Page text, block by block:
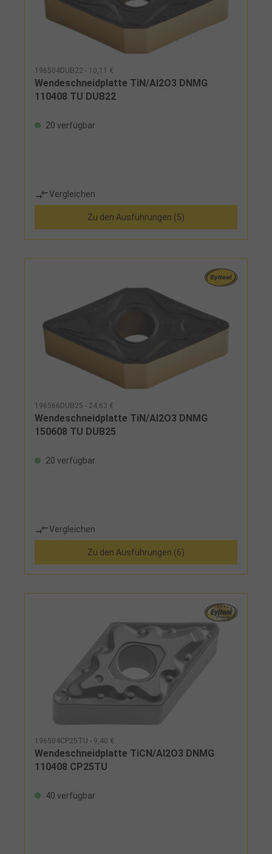
196504DUB22 - 10,11 €
Wendeschneidplatte TiN/Al2O3 DNMG
110408 TU DUB22
20 verfügbar
Vergleichen
Zu den Ausführungen (5)
196566DUB25 - 24,63 €
Wendeschneidplatte TiN/Al2O3 DNMG
150608 TU DUB25
20 verfügbar
Vergleichen
Zu den Ausführungen (6)
196504CP25TU - 9,40 €
Wendeschneidplatte TiCN/Al2O3 DNMG
110408 CP25TU
40 verfügbar